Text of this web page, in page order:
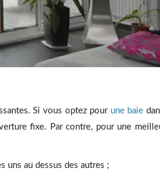
Si vous optez pour une baie
fixe. Par contre, pour une
uns au dessus des autres ;